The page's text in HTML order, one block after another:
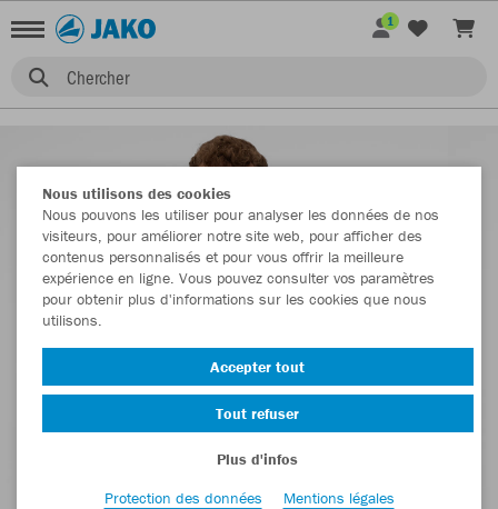
Chercher
1
Nous utilisons des cookies
Nous pouvons les utiliser pour analyser les données de nos
visiteurs, pour améliorer notre site web, pour afficher des
contenus personnalisés et pour vous offrir la meilleure
expérience en ligne. Vous pouvez consulter vos paramètres
pour obtenir plus d'informations sur les cookies que nous
utilisons.
Accepter tout
Tout refuser
Plus d'infos
Protection des données
Mentions légales